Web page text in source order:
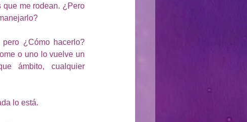
que me rodean. ¿Pero
¿Cómo hacerlo?
o uno lo vuelve un
ámbito, cualquier
lo está.